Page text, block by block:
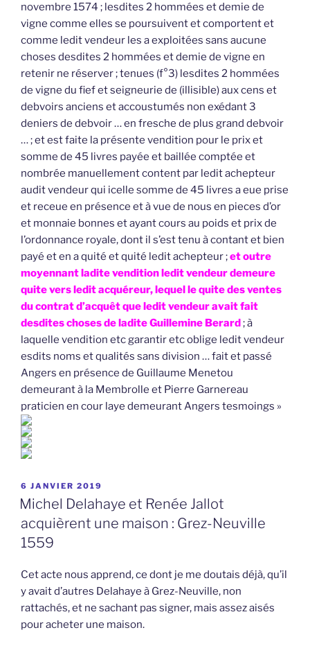
novembre 1574 ; lesdites 2 hommées et demie de
vigne comme elles se poursuivent et comportent et
comme ledit vendeur les a exploitées sans aucune
choses desdites 2 hommées et demie de vigne en
retenir ne réserver ; tenues (f°3) lesdites 2 hommées
de vigne du fief et seigneurie de (illisible) aux cens et
debvoirs anciens et accoustumés non exédant 3
deniers de debvoir … en fresche de plus grand debvoir
… ; et est faite la présente vendition pour le prix et
somme de 45 livres payée et baillée comptée et
nombrée manuellement content par ledit achepteur
audit vendeur qui icelle somme de 45 livres a eue prise
et receue en présence et à vue de nous en pieces d’or
et monnaie bonnes et ayant cours au poids et prix de
l’ordonnance royale, dont il s’est tenu à contant et bien
payé et en a quité et quité ledit achepteur ;et outre
moyennant ladite vendition ledit vendeur demeure
quite vers ledit acquéreur, lequel le quite des ventes
du contrat d’acquêt que ledit vendeur avait fait
desdites choses de ladite Guillemine Berard ; à
laquelle vendition etc garantir etc oblige ledit vendeur
esdits noms et qualités sans division … fait et passé
Angers en présence de Guillaume Menetou
demeurant à la Membrolle et Pierre Garnereau
praticien en cour laye demeurant Angers tesmoings »
PUBLIÉ
LE
6 JANVIER 2019
Michel Delahaye et Renée Jallot
acquièrent une maison : Grez-Neuville
1559
Cet acte nous apprend, ce dont je me doutais déjà, qu’il
y avait d’autres Delahaye à Grez-Neuville, non
rattachés, et ne sachant pas signer, mais assez aisés
pour acheter une maison.